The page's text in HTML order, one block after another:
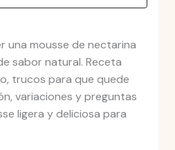
una mousse de nectarina
sabor natural. Receta
trucos para que quede
variaciones y preguntas
ligera y deliciosa para